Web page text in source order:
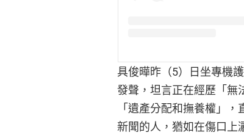
具俊曄昨（5）日坐專機
發聲，坦言正在經歷「無
「遺產分配和撫養權」
新聞的人，猶如在傷口上